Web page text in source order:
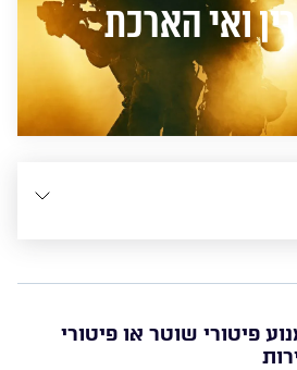
ואי הארכת
פיטורי שוטר או פיטורי